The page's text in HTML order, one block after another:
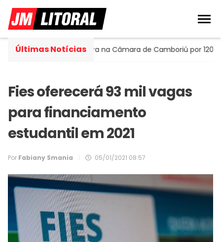
Últimas Notícias
assume cadeira na Câmara de Camboriú por 120 dias
Fies oferecerá 93 mil vagas
para financiamento
estudantil em 2021
Por Fabiany Smania 05/01/2021 08:57